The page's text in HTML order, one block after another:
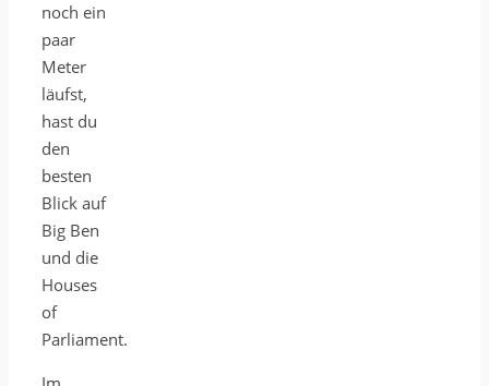
noch ein
paar
Meter
läufst,
hast du
den
besten
Blick auf
Big Ben
und die
Houses
of
Parliament.